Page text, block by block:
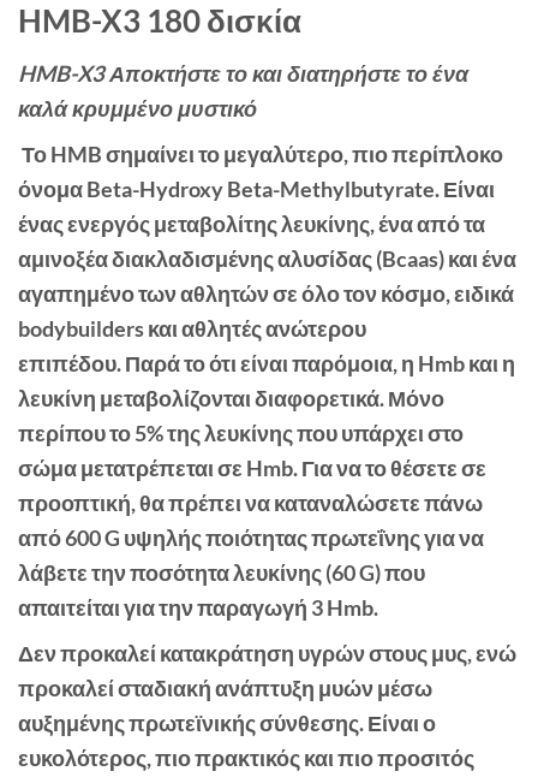
HMB-X3 180 δισκία
HMB-X3 Αποκτήστε το και διατηρήστε το ένα
καλά κρυμμένο μυστικό
Το HMB σημαίνει το μεγαλύτερο, πιο περίπλοκο
όνομα Beta-Hydroxy Beta-Methylbutyrate. Είναι
ένας ενεργός μεταβολίτης λευκίνης, ένα από τα
αμινοξέα διακλαδισμένης αλυσίδας (Bcaas) και ένα
αγαπημένο των αθλητών σε όλο τον κόσμο, ειδικά
bodybuilders και αθλητές ανώτερου
επιπέδου. Παρά το ότι είναι παρόμοια, η Hmb και η
λευκίνη μεταβολίζονται διαφορετικά. Μόνο
περίπου το 5% της λευκίνης που υπάρχει στο
σώμα μετατρέπεται σε Hmb. Για να το θέσετε σε
προοπτική, θα πρέπει να καταναλώσετε πάνω
από 600 G υψηλής ποιότητας πρωτεΐνης για να
λάβετε την ποσότητα λευκίνης (60 G) που
απαιτείται για την παραγωγή 3 Hmb.
Δεν προκαλεί κατακράτηση υγρών στους μυς, ενώ
προκαλεί σταδιακή ανάπτυξη μυών μέσω
αυξημένης πρωτεϊνικής σύνθεσης. Είναι ο
ευκολότερος, πιο πρακτικός και πιο προσιτός